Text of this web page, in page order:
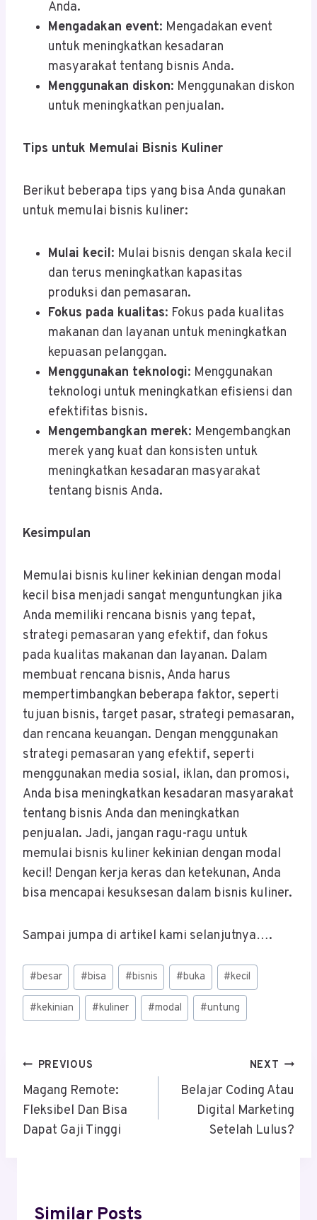
Anda.
Mengadakan event: Mengadakan event
untuk meningkatkan kesadaran
masyarakat tentang bisnis Anda.
Menggunakan diskon: Menggunakan diskon
untuk meningkatkan penjualan.
Tips untuk Memulai Bisnis Kuliner
Berikut beberapa tips yang bisa Anda gunakan
untuk memulai bisnis kuliner:
Mulai kecil: Mulai bisnis dengan skala kecil
dan terus meningkatkan kapasitas
produksi dan pemasaran.
Fokus pada kualitas: Fokus pada kualitas
makanan dan layanan untuk meningkatkan
kepuasan pelanggan.
Menggunakan teknologi: Menggunakan
teknologi untuk meningkatkan efisiensi dan
efektifitas bisnis.
Mengembangkan merek: Mengembangkan
merek yang kuat dan konsisten untuk
meningkatkan kesadaran masyarakat
tentang bisnis Anda.
Kesimpulan
Memulai bisnis kuliner kekinian dengan modal
kecil bisa menjadi sangat menguntungkan jika
Anda memiliki rencana bisnis yang tepat,
strategi pemasaran yang efektif, dan fokus
pada kualitas makanan dan layanan. Dalam
membuat rencana bisnis, Anda harus
mempertimbangkan beberapa faktor, seperti
tujuan bisnis, target pasar, strategi pemasaran,
dan rencana keuangan. Dengan menggunakan
strategi pemasaran yang efektif, seperti
menggunakan media sosial, iklan, dan promosi,
Anda bisa meningkatkan kesadaran masyarakat
tentang bisnis Anda dan meningkatkan
penjualan. Jadi, jangan ragu-ragu untuk
memulai bisnis kuliner kekinian dengan modal
kecil! Dengan kerja keras dan ketekunan, Anda
bisa mencapai kesuksesan dalam bisnis kuliner.
Sampai jumpa di artikel kami selanjutnya….
Post
Tags:
#besar #bisa #bisnis #buka #kecil
#kekinian #kuliner #modal #untung
Post
Navigation
PREVIOUS
Magang Remote:
Fleksibel Dan Bisa
Dapat Gaji Tinggi
NEXT
Belajar Coding Atau
Digital Marketing
Setelah Lulus?
Similar Posts